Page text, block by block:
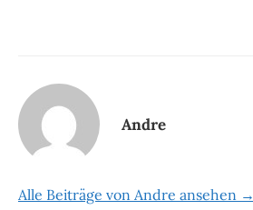
Andre
Alle Beiträge von Andre ansehen →